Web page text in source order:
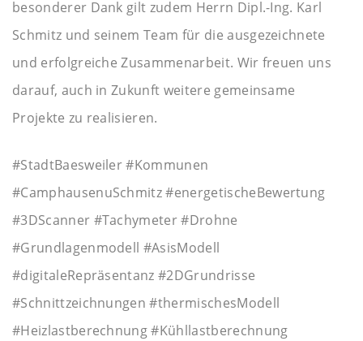
besonderer Dank gilt zudem Herrn Dipl.-Ing. Karl
Schmitz und seinem Team für die ausgezeichnete
und erfolgreiche Zusammenarbeit. Wir freuen uns
darauf, auch in Zukunft weitere gemeinsame
Projekte zu realisieren.
#StadtBaesweiler #Kommunen
#CamphausenuSchmitz #energetischeBewertung
#3DScanner #Tachymeter #Drohne
#Grundlagenmodell #AsisModell
#digitaleRepräsentanz #2DGrundrisse
#Schnittzeichnungen #thermischesModell
#Heizlastberechnung #Kühllastberechnung